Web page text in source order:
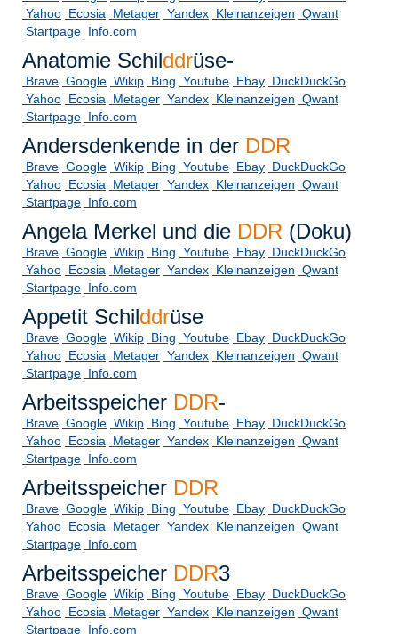
Yahoo Ecosia Metager Yandex Kleinanzeigen Qwant
Startpage Info.com
Anatomie Schilddrüse-
Brave Google Wikip Bing Youtube Ebay DuckDuckGo
Yahoo Ecosia Metager Yandex Kleinanzeigen Qwant
Startpage Info.com
Andersdenkende in der DDR
Brave Google Wikip Bing Youtube Ebay DuckDuckGo
Yahoo Ecosia Metager Yandex Kleinanzeigen Qwant
Startpage Info.com
Angela Merkel und die DDR (Doku)
Brave Google Wikip Bing Youtube Ebay DuckDuckGo
Yahoo Ecosia Metager Yandex Kleinanzeigen Qwant
Startpage Info.com
Appetit Schilddrüse
Brave Google Wikip Bing Youtube Ebay DuckDuckGo
Yahoo Ecosia Metager Yandex Kleinanzeigen Qwant
Startpage Info.com
Arbeitsspeicher DDR-
Brave Google Wikip Bing Youtube Ebay DuckDuckGo
Yahoo Ecosia Metager Yandex Kleinanzeigen Qwant
Startpage Info.com
Arbeitsspeicher DDR
Brave Google Wikip Bing Youtube Ebay DuckDuckGo
Yahoo Ecosia Metager Yandex Kleinanzeigen Qwant
Startpage Info.com
Arbeitsspeicher DDR3
Brave Google Wikip Bing Youtube Ebay DuckDuckGo
Yahoo Ecosia Metager Yandex Kleinanzeigen Qwant
Startpage Info.com